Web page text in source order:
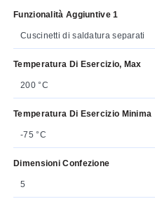
Funzionalità Aggiuntive 1
Cuscinetti di saldatura separati
Temperatura Di Esercizio, Max
200 °C
Temperatura Di Esercizio Minima
-75 °C
Dimensioni Confezione
5